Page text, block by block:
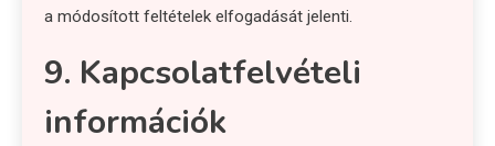
a módosított feltételek elfogadását jelenti.
9. Kapcsolatfelvételi
információk